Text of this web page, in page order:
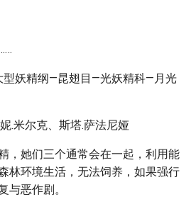
妖精纲—昆翅目—光妖精科—月光
.米尔克、斯塔.萨法尼娅
，她们三个通常会在一起，利用能
林环境生活，无法饲养，如果强行
与恶作剧。